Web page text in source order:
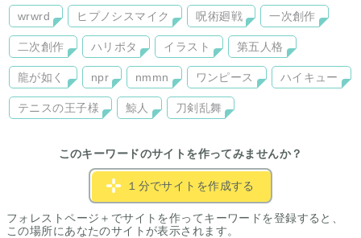
wrwrd ヒプノシスマイク 呪術廻戦 一次創作
二次創作 ハリポタ イラスト 第五人格
龍が如く npr nmmn ワンピース ハイキュー
テニスの王子様 鯨人 刀剣乱舞
このキーワードのサイトを作ってみませんか？
１分でサイトを作成する
フォレストページ＋でサイトを作ってキーワードを登録すると、
この場所にあなたのサイトが表示されます。